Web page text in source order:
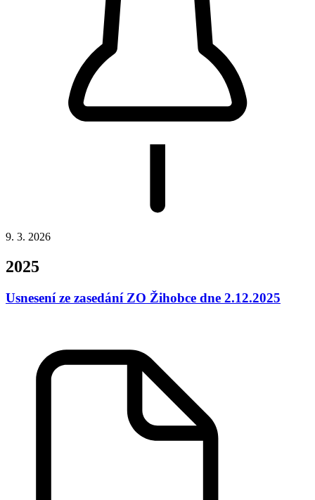
9. 3. 2026
2025
Usnesení ze zasedání ZO Žihobce dne 2.12.2025